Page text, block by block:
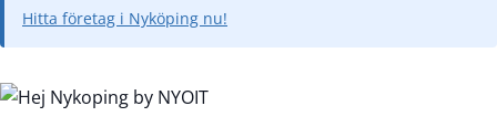
Hitta företag i Nyköping nu!